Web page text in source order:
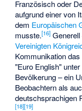
Französisch oder
aufgrund einer von
dem Europäischen
musste.[16]
Vereinigten
Kommunikation
"Euro English"
Bevölkerung – ein
Beobachtern als
deutschsprachigen
[18][19]